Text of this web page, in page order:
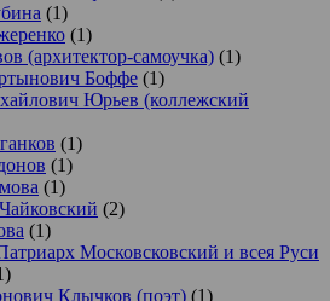
(1)
(1)
(архитектор-самоучка) (1)
Боффе (1)
Юрьев (коллежский
(1)
(1)
(1)
(2)
(1)
Московсковский и всея Руси
Клычков (поэт) (1)